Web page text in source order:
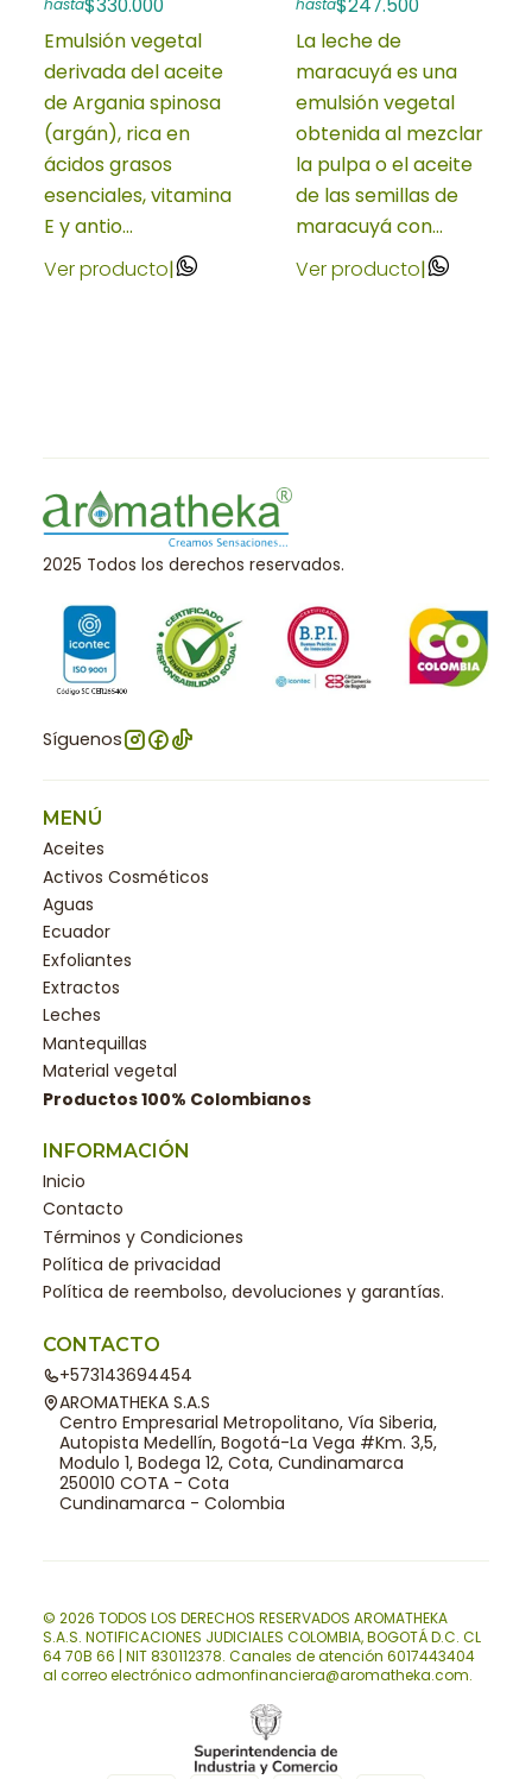
hasta
Emulsión vegetal
derivada del aceite
de Argania spinosa
(argán), rica en
ácidos grasos
esenciales, vitamina
E y antio...
Ver producto|
hasta
La leche de
maracuyá es una
emulsión vegetal
obtenida al mezclar
la pulpa o el aceite
de las semillas de
maracuyá con...
Ver producto|
2025 Todos los derechos reservados.
Síguenos
MENÚ
Aceites
Activos Cosméticos
Aguas
Ecuador
Exfoliantes
Extractos
Leches
Mantequillas
Material vegetal
Productos 100% Colombianos
INFORMACIÓN
Inicio
Contacto
Términos y Condiciones
Política de privacidad
Política de reembolso, devoluciones y garantías.
CONTACTO
+573143694454
AROMATHEKA S.A.S
Centro Empresarial Metropolitano, Vía Siberia,
Autopista Medellín, Bogotá-La Vega #Km. 3,5,
Modulo 1, Bodega 12, Cota, Cundinamarca
250010 COTA - Cota
Cundinamarca - Colombia
© 2026 TODOS LOS DERECHOS RESERVADOS AROMATHEKA
S.A.S. NOTIFICACIONES JUDICIALES COLOMBIA, BOGOTÁ D.C. CL
64 70B 66 | NIT 830112378. Canales de atención 6017443404
al correo electrónico admonfinanciera@aromatheka.com.